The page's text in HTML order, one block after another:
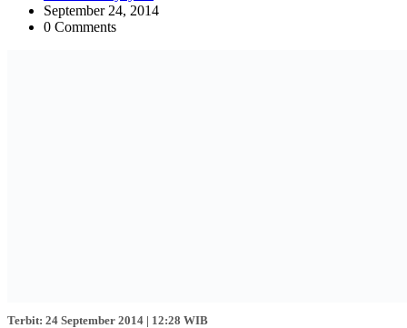
September 24, 2014
0 Comments
Terbit: 24 September 2014 | 12:28 WIB